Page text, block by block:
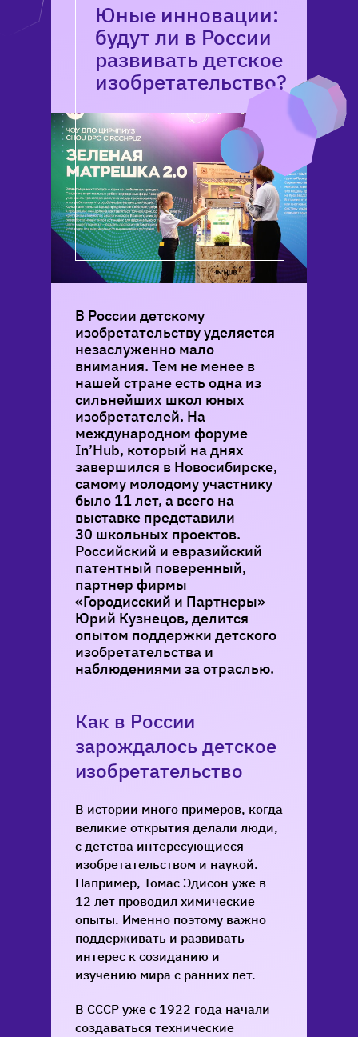
Юные инновации:
будут ли в России
развивать детское
изобретательство?
В России детскому
изобретательству уделяется
незаслуженно мало
внимания. Тем не менее в
нашей стране есть одна из
сильнейших школ юных
изобретателей. На
международном форуме
In’Hub, который на днях
завершился в Новосибирске,
самому молодому участнику
было 11 лет, а всего на
выставке представили
30 школьных проектов.
Российский и евразийский
патентный поверенный,
партнер фирмы
«Городисский и Партнеры»
Юрий Кузнецов, делится
опытом поддержки детского
изобретательства и
наблюдениями за отраслью.
Как в России
зарождалось детское
изобретательство
В истории много примеров, когда
великие открытия делали люди,
с детства интересующиеся
изобретательством и наукой.
Например, Томас Эдисон уже в
12 лет проводил химические
опыты. Именно поэтому важно
поддерживать и развивать
интерес к созиданию и
изучению мира с ранних лет.
В СССР уже с 1922 года начали
создаваться технические